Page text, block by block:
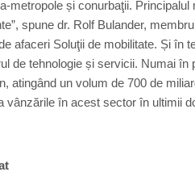
metropole și conurbaţii.
spune dr. Rolf Bulander,
afaceri Soluţii de mobilitate. Și în
de tehnologie și servicii. Numai
atingând un volum de 700 de
vânzările în acest sector în ultimii